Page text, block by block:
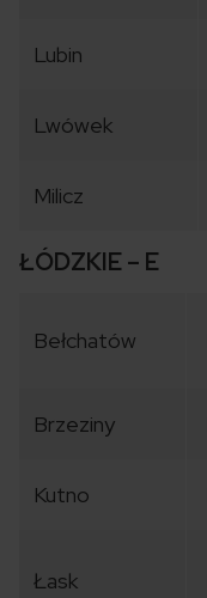
Lubin
Lwówek
Milicz
ŁÓDZKIE – E
Bełchatów
Brzeziny
Kutno
Łask